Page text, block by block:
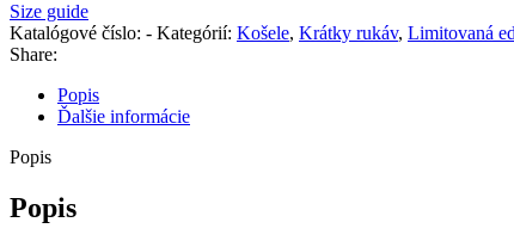
Size guide
Katalógové číslo: - Kategórií: Košele, Krátky rukáv, Limitovaná
Share:
Popis
Ďalšie informácie
Popis
Popis